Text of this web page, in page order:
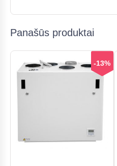
Panašūs produktai
-13%